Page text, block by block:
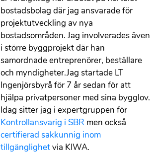
bostadsbolag där jag ansvarade för
projektutveckling av nya
bostadsområden. Jag involverades även
i större byggprojekt där han
samordnade entreprenörer, beställare
och myndigheter.Jag startade LT
Ingenjörsbyrå för 7 år sedan för att
hjälpa privatpersoner med sina bygglov.
Idag sitter jag i expertgruppen för
Kontrollansvarig i SBR men också
certifierad sakkunnig inom
tillgänglighetvia KIWA.